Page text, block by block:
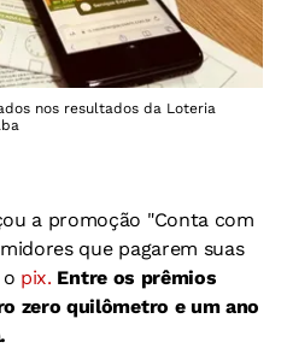
nos resultados da Loteria
a promoção "Conta com
que pagarem suas
pix. Entre os prêmios
zero quilômetro e um ano